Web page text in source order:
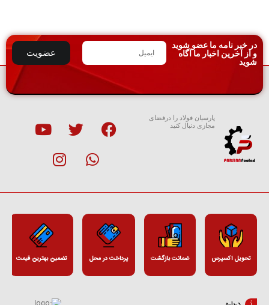
عضویت
در خبر نامه ما عضو شوید
و از آخرین اخبار ما آگاه
شوید
پارسیان فولاد را درفضای
مجازی دنبال کنید
تحویل اکسپرس ضمانت بازگشت پرداخت در محل تضمین بهترین قیمت